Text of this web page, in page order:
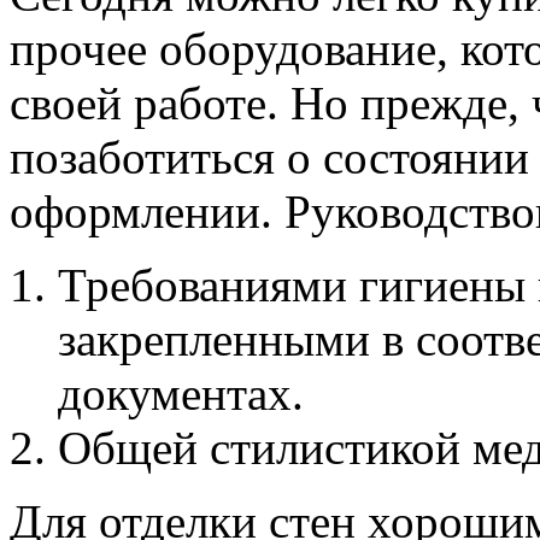
прочее оборудование,
своей работе. Но прежде,
позаботиться о
оформлении.
Требованиями гигиены
закрепленными в
документах.
Общей стилистикой
Для отделки стен